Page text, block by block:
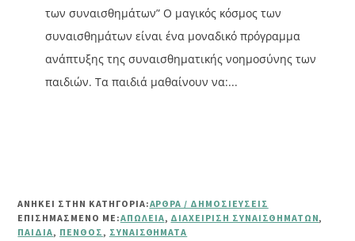
των συναισθημάτων” Ο μαγικός κόσμος των
συναισθημάτων είναι ένα μοναδικό πρόγραμμα
ανάπτυξης της συναισθηματικής νοημοσύνης των
παιδιών. Τα παιδιά μαθαίνουν να:...
ΑΝΗΚΕΙ ΣΤΗΝ ΚΑΤΗΓΟΡΙΑ:ΆΡΘΡΑ / ΔΗΜΟΣΙΕΎΣΕΙΣ
ΕΠΙΣΗΜΑΣΜΈΝΟ ΜΕ:ΑΠΏΛΕΙΑ, ΔΙΑΧΕΊΡΙΣΗ ΣΥΝΑΙΣΘΗΜΆΤΩΝ,
ΠΑΙΔΙΆ, ΠΈΝΘΟΣ, ΣΥΝΑΙΣΘΉΜΑΤΑ